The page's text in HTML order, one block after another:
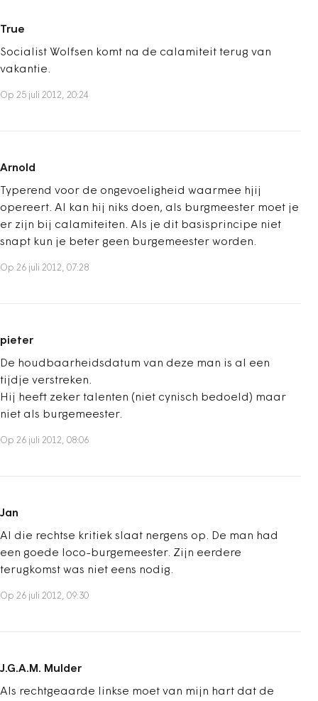
True
Socialist Wolfsen komt na de calamiteit terug van
vakantie.
Op 25 juli 2012, 20:24
Arnold
Typerend voor de ongevoeligheid waarmee hjij
opereert. Al kan hij niks doen, als burgmeester moet je
er zijn bij calamiteiten. Als je dit basisprincipe niet
snapt kun je beter geen burgemeester worden.
Op 26 juli 2012, 07:28
pieter
De houdbaarheidsdatum van deze man is al een
tijdje verstreken.
Hij heeft zeker talenten (niet cynisch bedoeld) maar
niet als burgemeester.
Op 26 juli 2012, 08:06
Jan
Al die rechtse kritiek slaat nergens op. De man had
een goede loco-burgemeester. Zijn eerdere
terugkomst was niet eens nodig.
Op 26 juli 2012, 09:30
J.G.A.M. Mulder
Als rechtgeaarde linkse moet van mijn hart dat de